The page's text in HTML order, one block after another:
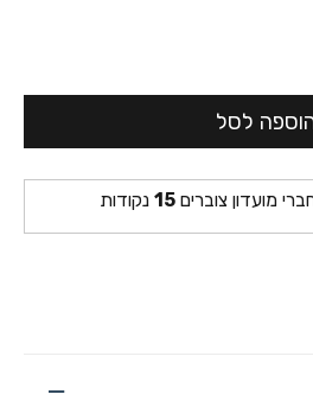
לסל
מועדון צוברים15 נקודות